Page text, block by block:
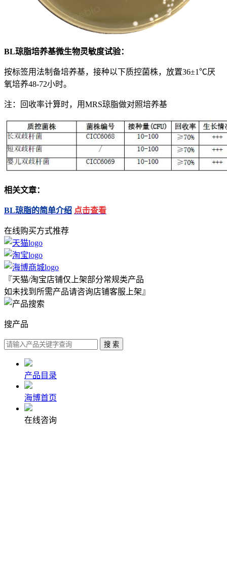
BL琼脂培养基微生物灵敏度试验：
按标签用法制备培养基，接种以下质控菌株，放置36±1℃厌
氧培养48-72小时。
注：回收率计算时，用MRS琼脂做对照培养基
相关文章：
BL琼脂的简单介绍 点击查看
在线购买方式推荐
『天猫/淘宝店铺仅上架部分常规类产品
如未找到所需产品请咨询店铺客服上架』
搜产品
产品目录
海博首页
在线咨询